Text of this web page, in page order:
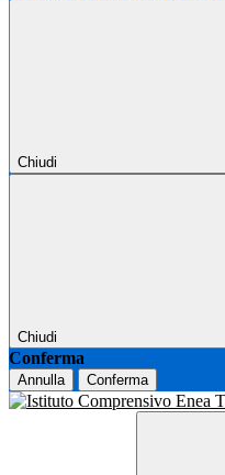
Chiudi
Chiudi
Conferma
Annulla Conferma